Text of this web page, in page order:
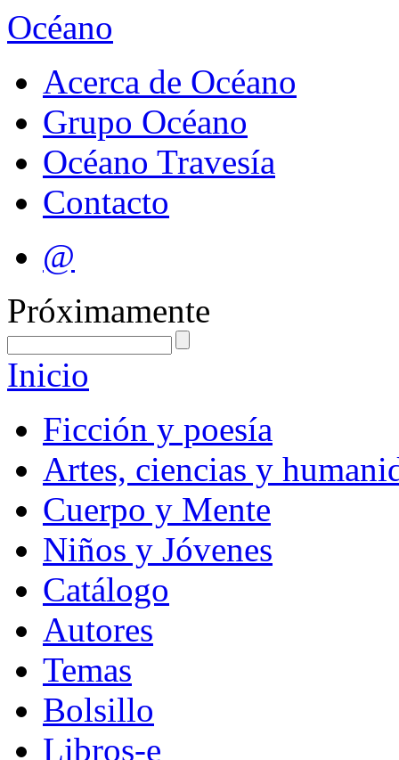
Océano
Acerca de Océano
Grupo Océano
Océano Travesía
Contacto
@
Próximamente
Inicio
Ficción y poesía
Artes, ciencias y
Cuerpo y Mente
Niños y Jóvenes
Catálogo
Autores
Temas
Bolsillo
Libros-e